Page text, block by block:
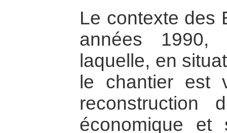
Le contexte des
années 1990,
laquelle, en
le chantier est
reconstruction
économique